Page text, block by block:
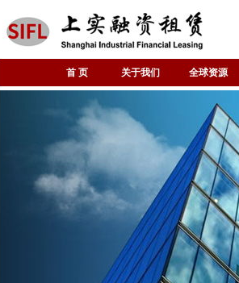
首 页 关于我们 全球资源